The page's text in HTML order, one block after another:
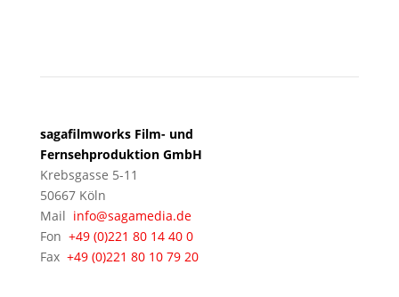
sagafilmworks Film- und
Fernsehproduktion GmbH
Krebsgasse 5-11
50667 Köln
Mail info@sagamedia.de
Fon +49 (0)221 80 14 40 0
Fax +49 (0)221 80 10 79 20